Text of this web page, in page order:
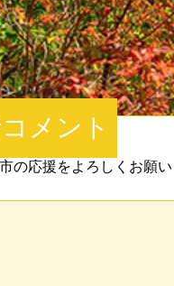
メント
の応援をよろしくお願